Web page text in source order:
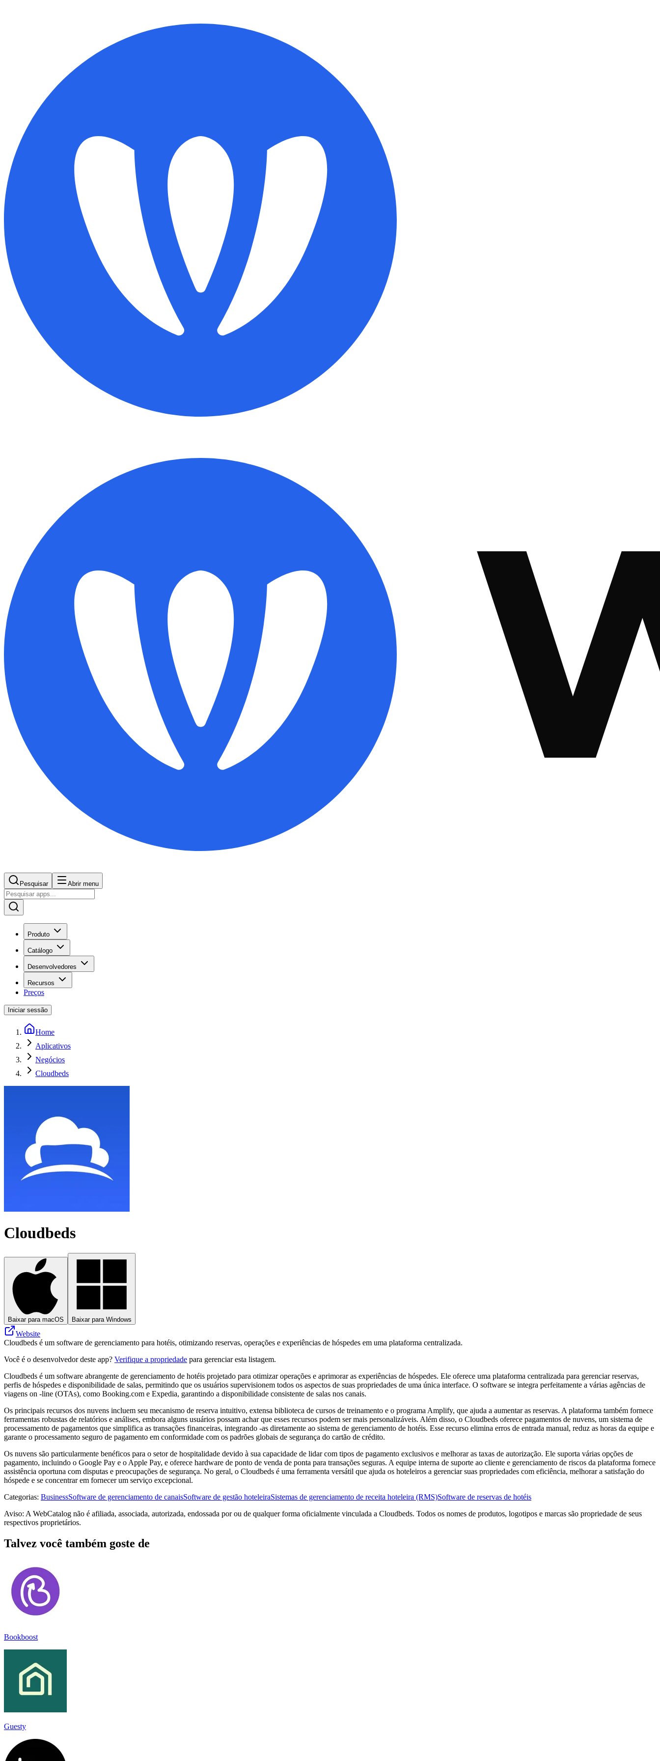
Pesquisar Abrir menu
Produto
Catálogo
Desenvolvedores
Recursos
Preços
Iniciar sessão
Home
Aplicativos
Negócios
Cloudbeds
Cloudbeds
Baixar para macOS Baixar para Windows
Website
Cloudbeds é um software de gerenciamento para hotéis, otimizando reservas, operações e experiências de hóspedes em uma plataforma centralizada.
Você é o desenvolvedor deste app? Verifique a propriedade para gerenciar esta listagem.
Cloudbeds é um software abrangente de gerenciamento de hotéis projetado para otimizar operações e aprimorar as experiências de hóspedes. Ele oferece uma plataforma centralizada para gerenciar reservas,
perfis de hóspedes e disponibilidade de salas, permitindo que os usuários supervisionem todos os aspectos de suas propriedades de uma única interface. O software se integra perfeitamente a várias agências de
viagens on -line (OTAs), como Booking.com e Expedia, garantindo a disponibilidade consistente de salas nos canais.
Os principais recursos dos nuvens incluem seu mecanismo de reserva intuitivo, extensa biblioteca de cursos de treinamento e o programa Amplify, que ajuda a aumentar as reservas. A plataforma também fornece
ferramentas robustas de relatórios e análises, embora alguns usuários possam achar que esses recursos podem ser mais personalizáveis. Além disso, o Cloudbeds oferece pagamentos de nuvens, um sistema de
processamento de pagamentos que simplifica as transações financeiras, integrando -as diretamente ao sistema de gerenciamento de hotéis. Esse recurso elimina erros de entrada manual, reduz as horas da equipe e
garante o processamento seguro de pagamento em conformidade com os padrões globais de segurança do cartão de crédito.
Os nuvens são particularmente benéficos para o setor de hospitalidade devido à sua capacidade de lidar com tipos de pagamento exclusivos e melhorar as taxas de autorização. Ele suporta várias opções de
pagamento, incluindo o Google Pay e o Apple Pay, e oferece hardware de ponto de venda de ponta para transações seguras. A equipe interna de suporte ao cliente e gerenciamento de riscos da plataforma fornece
assistência oportuna com disputas e preocupações de segurança. No geral, o Cloudbeds é uma ferramenta versátil que ajuda os hoteleiros a gerenciar suas propriedades com eficiência, melhorar a satisfação do
hóspede e se concentrar em fornecer um serviço excepcional.
Categorias: BusinessSoftware de gerenciamento de canaisSoftware de gestão hoteleiraSistemas de gerenciamento de receita hoteleira (RMS)Software de reservas de hotéis
Aviso: A WebCatalog não é afiliada, associada, autorizada, endossada por ou de qualquer forma oficialmente vinculada a Cloudbeds. Todos os nomes de produtos, logotipos e marcas são propriedade de seus
respectivos proprietários.
Talvez você também goste de
Bookboost
Guesty